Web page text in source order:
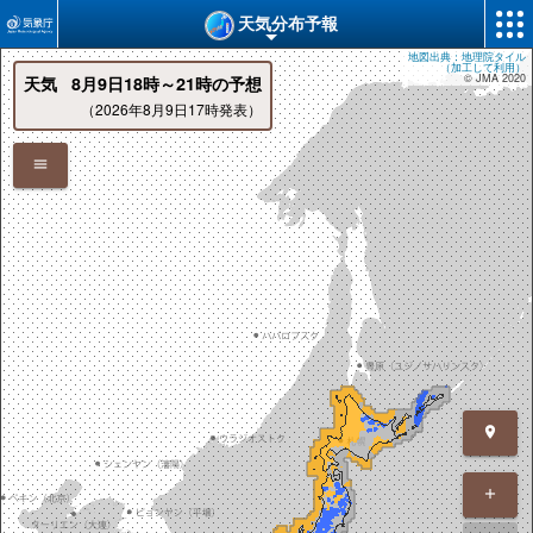
天気分布予報
天気 8月9日18時～21時の予想
（2026年8月9日17時発表）
menu
地図出典：地理院タイル
（加工して利用）
© JMA 2020
location_on
add